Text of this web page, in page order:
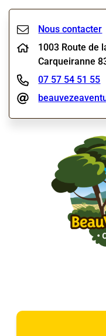
Nous contacter
1003 Route de
Carqueiranne
07 57 54 51 55